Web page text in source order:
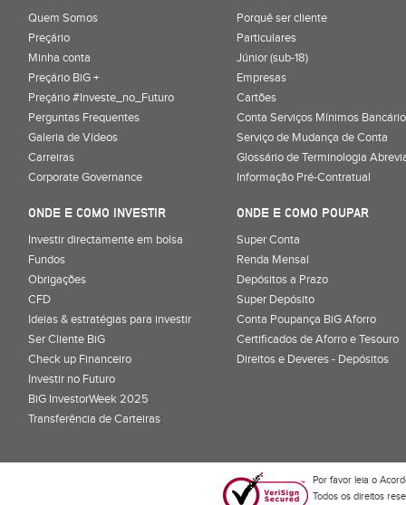
Quem Somos
Preçário
Minha conta
Preçário BiG +
Preçário #Investe_no_Futuro
Perguntas Frequentes
Galeria de Vídeos
Carreiras
Corporate Governance
Porquê ser cliente
Particulares
Júnior (sub-18)
Empresas
Cartões
Conta Serviços Mínimos
Serviço de Mudança de Conta
Glossário de Terminologia
Informação Pré-Contratual
ONDE E COMO INVESTIR
Investir directamente em bolsa
Fundos
Obrigações
CFD
Ideias & estratégias para investir
Ser Cliente BiG
Check up Financeiro
Investir no Futuro
BiG InvestorWeek 2025;
Transferência de Carteiras;
ONDE E COMO POUPAR
Super Conta
Renda Mensal
Depósitos a Prazo
Super Depósito
Conta Poupança BiG Aforro
Certificados de Aforro e Tesouro
Direitos e Deveres - Depósitos
Por favor leia o
Todos os direitos